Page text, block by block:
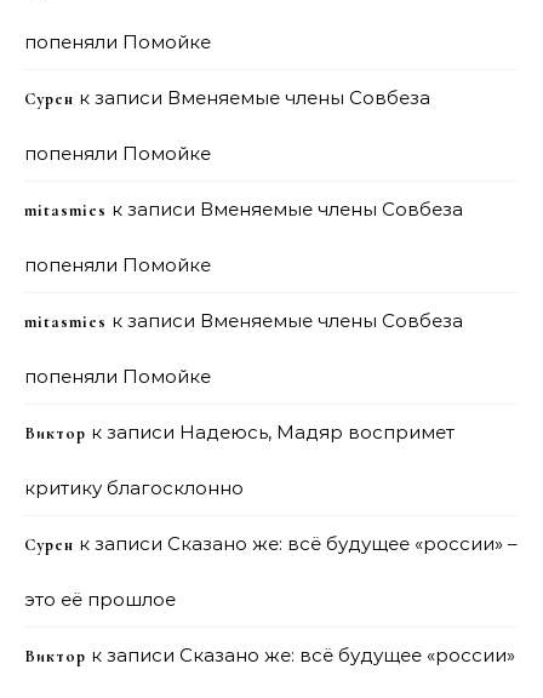
попеняли Помойке
Сурен к записи Вменяемые члены Совбеза
попеняли Помойке
mitasmies к записи Вменяемые члены Совбеза
попеняли Помойке
mitasmies к записи Вменяемые члены Совбеза
попеняли Помойке
Виктор к записи Надеюсь, Мадяр воспримет
критику благосклонно
Сурен к записи Сказано же: всё будущее «россии» –
это её прошлое
Виктор к записи Сказано же: всё будущее «россии»